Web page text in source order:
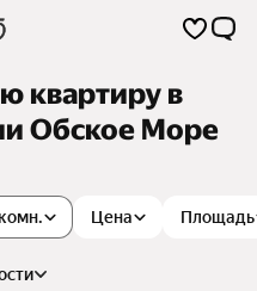
квартиру в
Обское Море
Цена Площадь